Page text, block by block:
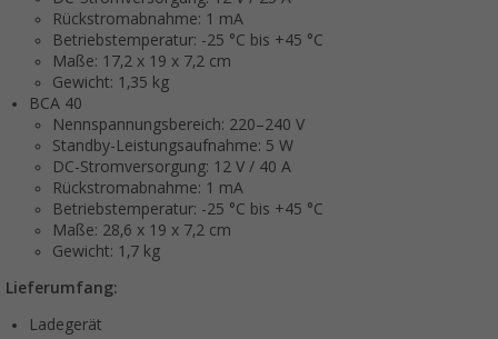
Rückstromabnahme: 1 mA
Betriebstemperatur: -25 °C bis +45 °C
Maße: 17,2 x 19 x 7,2 cm
Gewicht: 1,35 kg
BCA 40
Nennspannungsbereich: 220–240 V
Standby-Leistungsaufnahme: 5 W
DC-Stromversorgung: 12 V / 40 A
Rückstromabnahme: 1 mA
Betriebstemperatur: -25 °C bis +45 °C
Maße: 28,6 x 19 x 7,2 cm
Gewicht: 1,7 kg
Lieferumfang:
Ladegerät